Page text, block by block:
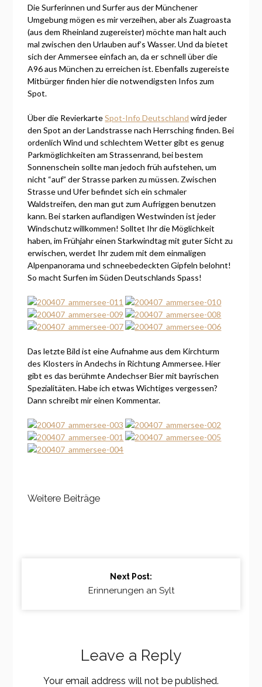
Die Surferinnen und Surfer aus der Münchener
Umgebung mögen es mir verzeihen, aber als Zuagroasta
(aus dem Rheinland zugereister) möchte man halt auch
mal zwischen den Urlauben auf’s Wasser. Und da bietet
sich der Ammersee einfach an, da er schnell über die
A96 aus München zu erreichen ist. Ebenfalls zugereiste
Mitbürger finden hier die notwendigsten Infos zum
Spot.
Über die RevierkarteSpot-Info Deutschland wird jeder
den Spot an der Landstrasse nach Herrsching finden. Bei
ordenlich Wind und schlechtem Wetter gibt es genug
Parkmöglichkeiten am Strassenrand, bei bestem
Sonnenschein sollte man jedoch früh aufstehen, um
nicht “auf” der Strasse parken zu müssen. Zwischen
Strasse und Ufer befindet sich ein schmaler
Waldstreifen, den man gut zum Aufriggen benutzen
kann. Bei starken auflandigen Westwinden ist jeder
Windschutz willkommen! Solltet Ihr die Möglichkeit
haben, im Frühjahr einen Starkwindtag mit guter Sicht zu
erwischen, werdet Ihr zudem mit dem einmaligen
Alpenpanorama und schneebedeckten Gipfeln belohnt!
So macht Surfen im Süden Deutschlands Spass!
Das letzte Bild ist eine Aufnahme aus dem Kirchturm
des Klosters in Andechs in Richtung Ammersee. Hier
gibt es das berühmte Andechser Bier mit bayrischen
Spezialitäten. Habe ich etwas Wichtiges vergessen?
Dann schreibt mir einen Kommentar.
Weitere Beiträge
Next Post:
Erinnerungen an Sylt
Leave a Reply
Your email address will not be published.